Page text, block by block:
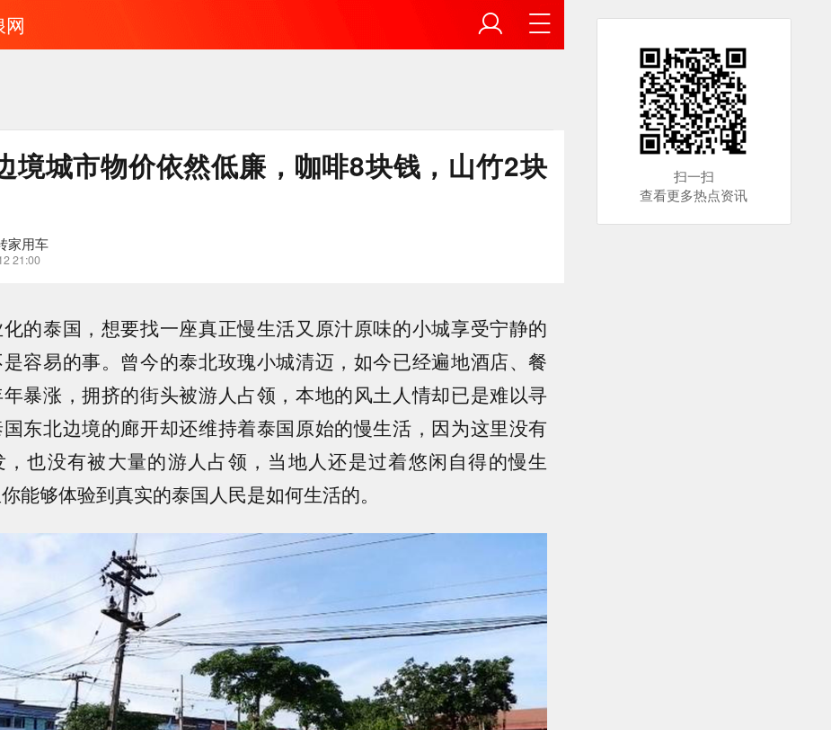
网
境城市物价依然低廉，咖啡8块钱，山竹2块
家用车
21:00
的泰国，想要找一座真正慢生活又原汁原味的小城享受宁静的
容易的事。曾今的泰北玫瑰小城清迈，如今已经遍地酒店、餐
暴涨，拥挤的街头被游人占领，本地的风土人情却已是难以寻
东北边境的廊开却还维持着泰国原始的慢生活，因为这里没有
，也没有被大量的游人占领，当地人还是过着悠闲自得的慢生
能够体验到真实的泰国人民是如何生活的。
扫一扫
查看更多热点资讯